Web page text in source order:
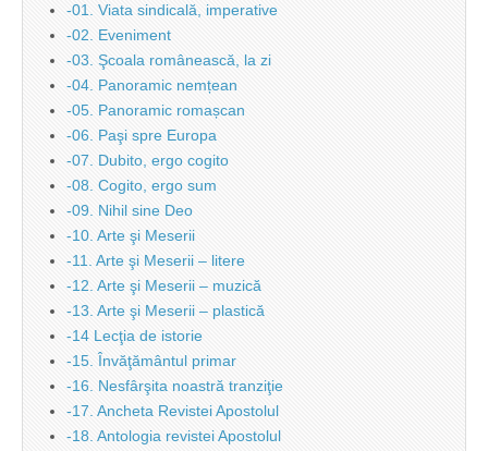
-01. Viata sindicală, imperative
-02. Eveniment
-03. Şcoala românească, la zi
-04. Panoramic nemțean
-05. Panoramic romașcan
-06. Paşi spre Europa
-07. Dubito, ergo cogito
-08. Cogito, ergo sum
-09. Nihil sine Deo
-10. Arte şi Meserii
-11. Arte şi Meserii – litere
-12. Arte şi Meserii – muzică
-13. Arte şi Meserii – plastică
-14 Lecţia de istorie
-15. Învăţământul primar
-16. Nesfârşita noastră tranziţie
-17. Ancheta Revistei Apostolul
-18. Antologia revistei Apostolul